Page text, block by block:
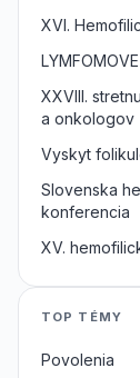
XVI.
XXVIII.
a onkologov
Vyskyt
Slovenska
konferencia
XV.
TOP TÉMY
Povolenia